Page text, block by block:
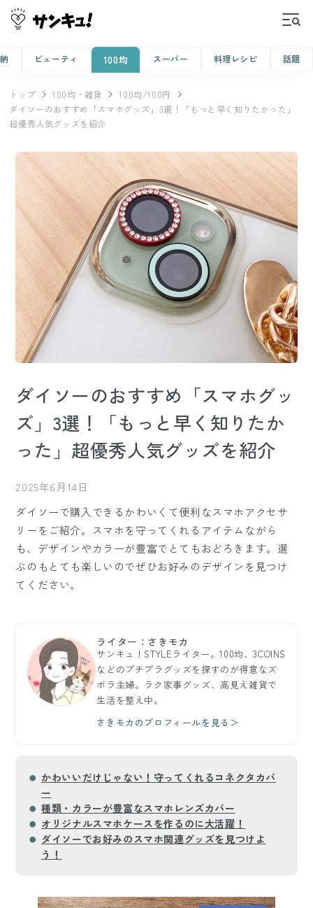
ビューティ 100均 スーパー 料理レシピ 話題
トップ 100均・雑貨
100均/100円
ダイソーのおすすめ「スマホグッズ」3選！「もっと早く知りたかった」
超優秀人気グッズを紹介
ダイソーのおすすめ「スマホグッ
ズ」3選！「もっと早く知りたか
った」超優秀人気グッズを紹介
2025年6月14日
ダイソーで購入できるかわいくて便利なスマホアクセサ
リーをご紹介。スマホを守ってくれるアイテムながら
も、デザインやカラーが豊富でとてもおどろきます。選
ぶのもとても楽しいのでぜひお好みのデザインを見つけ
てください。
ライター：さきモカ
サンキュ！STYLEライター。100均、3COINS
などのプチプラグッズを探すのが得意なズ
ボラ主婦。ラク家事グッズ、高見え雑貨で
生活を整え中。
さきモカのプロフィールを見る＞
かわいいだけじゃない！守ってくれるコネクタカバ
ー
種類・カラーが豊富なスマホレンズカバー
オリジナルスマホケースを作るのに大活躍！
ダイソーでお好みのスマホ関連グッズを見つけよ
う！